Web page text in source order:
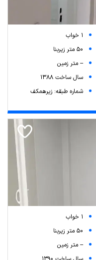
1 خواب
50 متر زیربنا
-- متر زمین
سال ساخت 1388
شماره طبقه: زیرهمکف
1 خواب
50 متر زیربنا
-- متر زمین